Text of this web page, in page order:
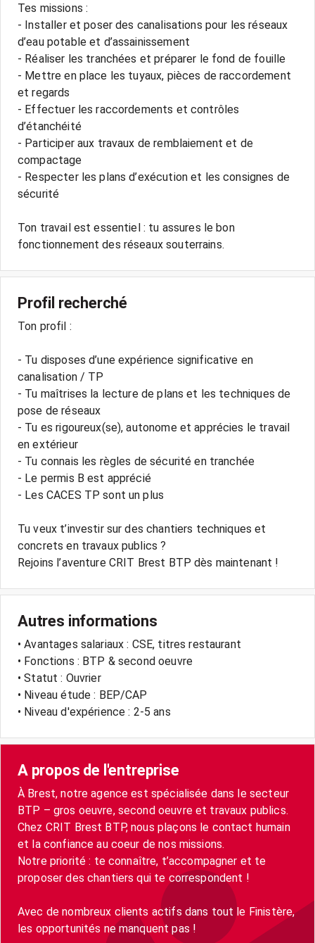
Tes missions :
- Installer et poser des canalisations pour les réseaux
d’eau potable et d’assainissement
- Réaliser les tranchées et préparer le fond de fouille
- Mettre en place les tuyaux, pièces de raccordement
et regards
- Effectuer les raccordements et contrôles
d’étanchéité
- Participer aux travaux de remblaiement et de
compactage
- Respecter les plans d’exécution et les consignes de
sécurité
Ton travail est essentiel : tu assures le bon
fonctionnement des réseaux souterrains.
Profil recherché
Ton profil :
- Tu disposes d’une expérience significative en
canalisation / TP
- Tu maîtrises la lecture de plans et les techniques de
pose de réseaux
- Tu es rigoureux(se), autonome et apprécies le travail
en extérieur
- Tu connais les règles de sécurité en tranchée
- Le permis B est apprécié
- Les CACES TP sont un plus
Tu veux t’investir sur des chantiers techniques et
concrets en travaux publics ?
Rejoins l’aventure CRIT Brest BTP dès maintenant !
Autres informations
• Avantages salariaux : CSE, titres restaurant
• Fonctions : BTP & second oeuvre
• Statut : Ouvrier
• Niveau étude : BEP/CAP
• Niveau d'expérience : 2-5 ans
A propos de l'entreprise
À Brest, notre agence est spécialisée dans le secteur
BTP – gros oeuvre, second oeuvre et travaux publics.
Chez CRIT Brest BTP, nous plaçons le contact humain
et la confiance au coeur de nos missions.
Notre priorité : te connaître, t’accompagner et te
proposer des chantiers qui te correspondent !
Avec de nombreux clients actifs dans tout le Finistère,
les opportunités ne manquent pas !